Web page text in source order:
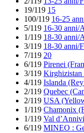
19/119 15
100/119 16-25
5/119 16-30 anni/
1/119 18-30 anni/
3/119 18-30 anni/
7/119 20
6/119 Pirenei
3/119 Kirghizistan
4/119 Islanda
2/119 Quebec
2/119 USA
1/119 Chamonix
1/119 Val
6/119 MINEO :